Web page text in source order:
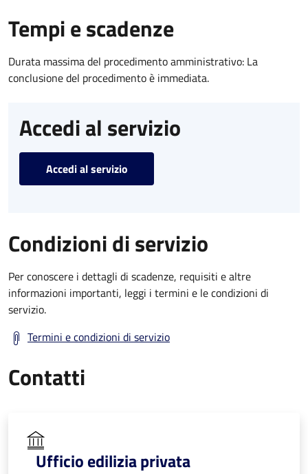
Tempi e scadenze
Durata massima del procedimento amministrativo: La
conclusione del procedimento è immediata.
Accedi al servizio
Accedi al servizio
Condizioni di servizio
Per conoscere i dettagli di scadenze, requisiti e altre
informazioni importanti, leggi i termini e le condizioni di
servizio.
Termini e condizioni di servizio
Contatti
Ufficio edilizia privata